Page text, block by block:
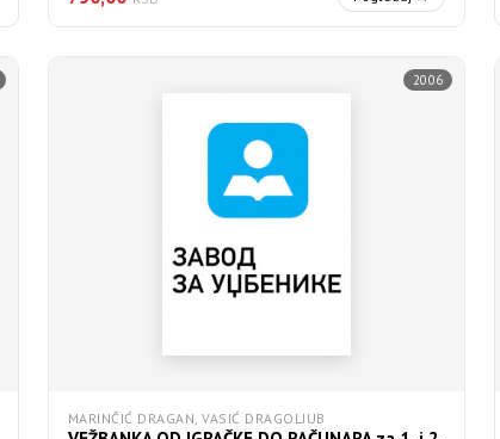
2006
MARINČIĆ DRAGAN, VASIĆ DRAGOLJUB